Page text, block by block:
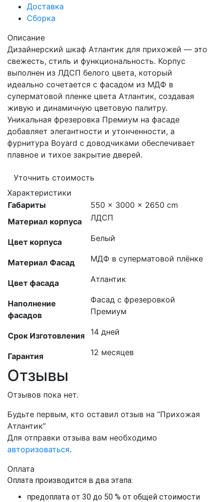
Доставка
Сборка
Описание
Дизайнерский шкаф Атлантик для прихожей — это
свежесть, стиль и функциональность. Корпус
выполнен из ЛДСП белого цвета, который
идеально сочетается с фасадом из МДФ в
суперматовой пленке цвета Атлантик, создавая
живую и динамичную цветовую палитру.
Уникальная фрезеровка Премиум на фасаде
добавляет элегантности и утонченности, а
фурнитура Boyard с доводчиками обеспечивает
плавное и тихое закрытие дверей.
Уточнить стоимость
Характеристики
Габариты
550 × 3000 × 2650 cm
Материал корпуса
ЛДСП
Цвет корпуса Белый
Материал Фасад МДФ в суперматовой плёнке
Цвет фасада Атлантик
Наполнение
фасадов
Фасад с фрезеровкой
Премиум
Срок Изготовления 14 дней
Гарантия 12 месяцев
Отзывы
Отзывов пока нет.
Будьте первым, кто оставил отзыв на “Прихожая
Атлантик”
Для отправки отзыва вам необходимо
авторизоваться.
Оплата
Оплата производится в два этапа:
предоплата от 30 до 50 % от общей стоимости